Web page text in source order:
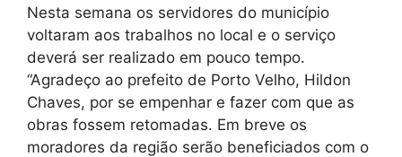
Nesta semana os servidores do município
voltaram aos trabalhos no local e o serviço
deverá ser realizado em pouco tempo.
“Agradeço ao prefeito de Porto Velho, Hildon
Chaves, por se empenhar e fazer com que as
obras fossem retomadas. Em breve os
moradores da região serão beneficiados com o